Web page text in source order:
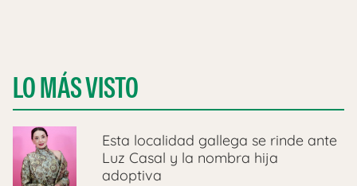
LO MÁS VISTO
Esta localidad gallega se rinde ante
Luz Casal y la nombra hija
adoptiva